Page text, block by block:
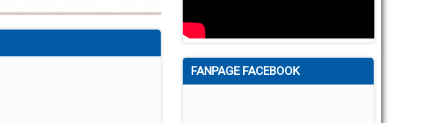
FANPAGE FACEBOOK